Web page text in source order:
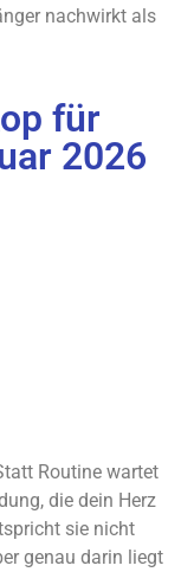
nachwirkt als
für
2026
Routine wartet
die dein Herz
sie nicht
genau darin liegt